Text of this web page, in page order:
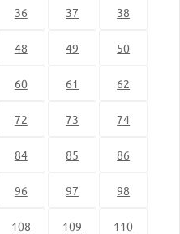
36 37 38
48 49 50
60 61 62
72 73 74
84 85 86
96 97 98
108 109 110